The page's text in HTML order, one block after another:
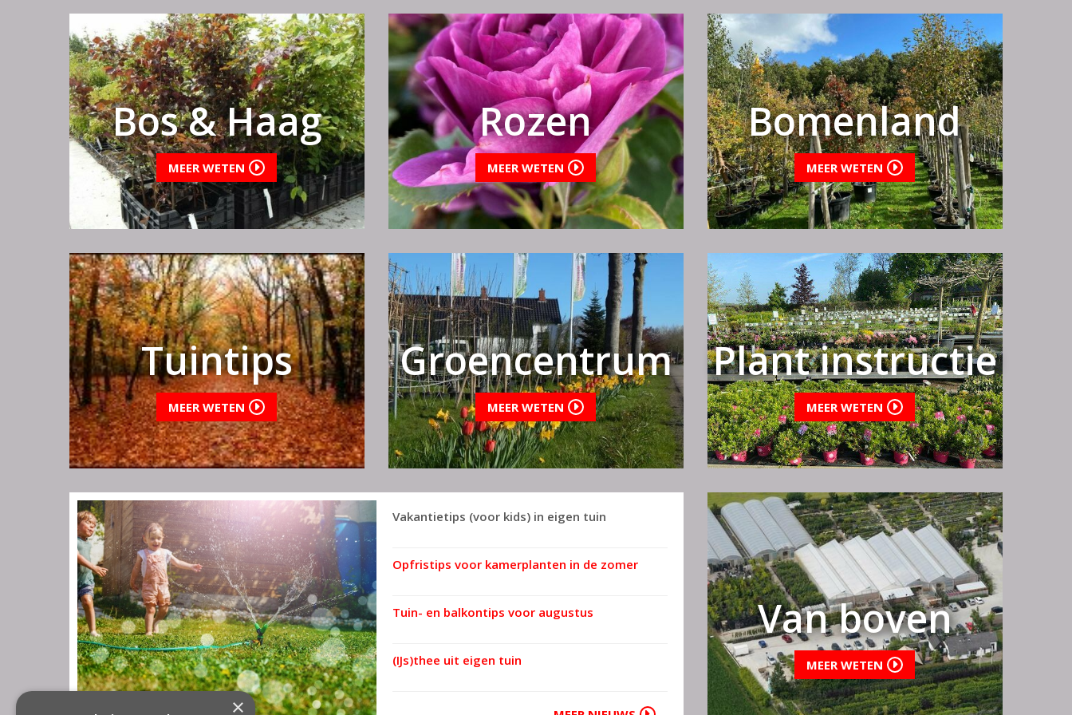
Bos & Haag
MEER WETEN
Rozen
MEER WETEN
Bomenland
MEER WETEN
Tuintips
MEER WETEN
Groencentrum
MEER WETEN
Plant instructie
MEER WETEN
Vakantietips (voor kids) in eigen tuin
Opfristips voor kamerplanten in de zomer
Tuin- en balkontips voor augustus
(IJs)thee uit eigen tuin
Van boven
MEER WETEN
×